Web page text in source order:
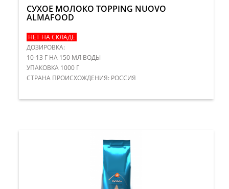
СУХОЕ МОЛОКО TOPPING NUOVO
ALMAFOOD
НЕТ НА СКЛАДЕ
ДОЗИРОВКА:
10-13 Г НА 150 МЛ ВОДЫ
УПАКОВКА 1000 Г
​СТРАНА ПРОИСХОЖДЕНИЯ: РОССИЯ